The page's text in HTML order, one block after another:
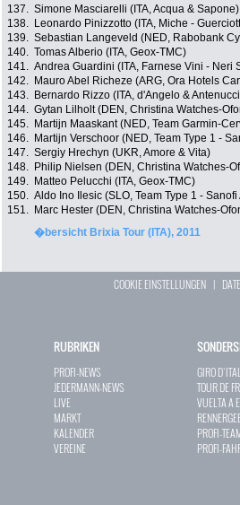
137. Simone Masciarelli (ITA, Acqua & Sapone)
138.
Leonardo Pinizzotto (ITA, Miche -
139. Sebastian Langeveld (NED, Rabobank
140. Tomas Alberio (ITA, Geox-TMC)
141. Andrea Guardini (ITA, Farnese Vini - Neri
142.
Mauro Abel Richeze (ARG, Ora Hotels
143.
Bernardo Rizzo (ITA, d'Angelo &
144. Gytan Lilholt (DEN, Christina Watches-
145.
Martijn Maaskant (NED, Team Garmin-
146.
Martijn Verschoor (NED, Team Type 1 -
147. Sergiy Hrechyn (UKR, Amore & Vita)
148.
Philip Nielsen (DEN, Christina Watches-
149.
Matteo Pelucchi (ITA, Geox-TMC)
150. Aldo Ino Ilesic (SLO, Team Type 1 - Sanofi
151.
Marc Hester (DEN, Christina Watches-
�bersicht Brixia Tour (ITA), 2011
COOKIE EINSTELLUNGEN |
RUBRIKEN
PROFI-NEWS
JEDERMANN-NEWS
LIVE
MARKT
KALENDER
VEREINE
GIRO
TOUR DE
VUELTA A
PROFI-
PROFI-